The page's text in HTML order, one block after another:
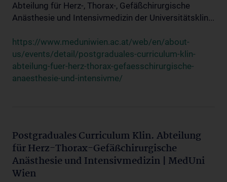
Abteilung für Herz-, Thorax-, Gefäßchirurgische
Anästhesie und Intensivmedizin der Universitätsklin...
https://www.meduniwien.ac.at/web/en/about-
us/events/detail/postgraduales-curriculum-klin-
abteilung-fuer-herz-thorax-gefaesschirurgische-
anaesthesie-und-intensivme/
Postgraduales Curriculum Klin. Abteilung
für Herz-Thorax-Gefäßchirurgische
Anästhesie und Intensivmedizin | MedUni
Wien